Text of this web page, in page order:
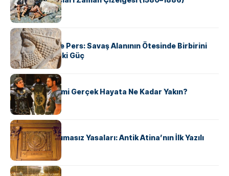
KÜLTÜR
Antik Yunan ve Pers: Savaş Alanının Ötesinde Birbirini
Şekillendiren İki Güç
KÜLTÜR
‘Gladiator’ Filmi Gerçek Hayata Ne Kadar Yakın?
KÜLTÜR
Draco’nun Acımasız Yasaları: Antik Atina’nın İlk Yazılı
Hukuk Kodu
KÜLTÜR